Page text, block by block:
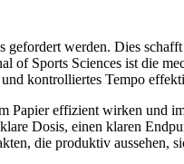
werden. Dies
Sports Sciences ist die
kontrolliertes Tempo
effizient wirken und
Dosis, einen klaren
die produktiv aussehen,